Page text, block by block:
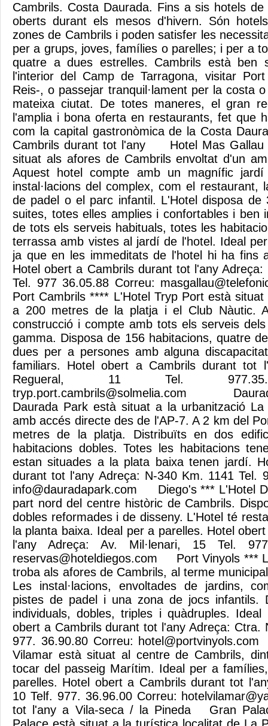
Cambrils. Costa Daurada. Fins a sis hotels de
oberts durant els mesos d'hivern. Són
zones de Cambrils i poden satisfer les
per a grups, joves, famílies o parelles; i per a
quatre a dues estrelles. Cambrils està ben
l'interior del Camp de Tarragona, visitar
Reis-, o passejar tranquil·lament per la costa
mateixa ciutat. De totes maneres, el gran
l'amplia i bona oferta en restaurants, fet que
com la capital gastronòmica de la Costa
Cambrils durant tot l'any Hotel Mas Gallau
situat als afores de Cambrils envoltat d'un
Aquest hotel compte amb un magnífic
instal·lacions del complex, com el restaurant,
de padel o el parc infantil. L'Hotel disposa de
suites, totes elles amplies i confortables i ben
de tots els serveis habituals, totes les
terrassa amb vistes al jardí de l'hotel. Ideal
ja que en les immeditats de l'hotel hi ha fins
Hotel obert a Cambrils durant tot l'any
Tel. 977 36.05.88 Correu:
Port Cambrils **** L'Hotel Tryp Port està
a 200 metres de la platja i el Club Nàutic.
construcció i compte amb tots els serveis
gamma. Disposa de 156 habitacions, quatre
dues per a persones amb alguna
familiars. Hotel obert a Cambrils durant tot
Regueral, 11 Tel.
tryp.port.cambrils@solmelia.com Daurada
Daurada Park està situat a la urbanització
amb accés directe des de l'AP-7. A 2 km del
metres de la platja. Distribuïts en dos
habitacions dobles. Totes les habitacions
estan situades a la plata baixa tenen jardí.
durant tot l'any Adreça: N-340 Km. 1141 Tel.
info@dauradapark.com Diego's *** L'Hotel
part nord del centre històric de Cambrils.
dobles reformades i de disseny. L'Hotel té
la planta baixa. Ideal per a parelles. Hotel
l'any Adreça: Av. Mil·lenari, 15 Tel.
reservas@hoteldiegos.com Port Vinyols ***
troba als afores de Cambrils, al terme
Les instal·lacions, envoltades de jardins,
pistes de padel i una zona de jocs infantils.
individuals, dobles, triples i quàdruples.
obert a Cambrils durant tot l'any Adreça: Ctra.
977. 36.90.80 Correu: hotel@portvinyols.com
Vilamar està situat al centre de Cambrils,
tocar del passeig Marítim. Ideal per a
parelles. Hotel obert a Cambrils durant tot
10 Telf. 977. 36.96.00 Correu:
tot l'any a Vila-seca / la Pineda Gran